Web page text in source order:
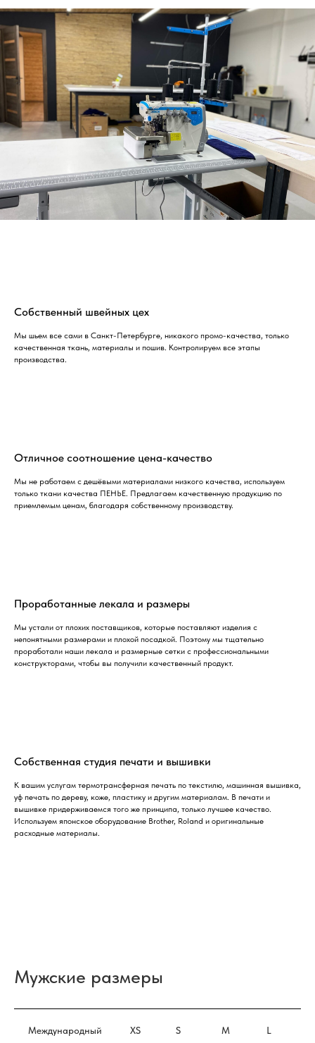
Собственный швейных цех
Мы шьем все сами в Санкт-Петербурге, никакого промо-качества, только
качественная ткань, материалы и пошив. Контролируем все этапы
производства.
Отличное соотношение цена-качество
Мы не работаем с дешёвыми материалами низкого качества, используем
только ткани качества ПЕНЬЕ. Предлагаем качественную продукцию по
приемлемым ценам, благодаря собственному производству.
Проработанные лекала и размеры
Мы устали от плохих поставщиков, которые поставляют изделия с
непонятными размерами и плохой посадкой. Поэтому мы тщательно
проработали наши лекала и размерные сетки с профессиональными
конструкторами, чтобы вы получили качественный продукт.
Собственная студия печати и вышивки
К вашим услугам термотрансферная печать по текстилю, машинная вышивка,
уф печать по дереву, коже, пластику и другим материалам. В печати и
вышивке придерживаемся того же принципа, только лучшее качество.
Используем японское оборудование Brother, Roland и оригинальные
расходные материалы.
Мужские размеры
Международный XS S M L